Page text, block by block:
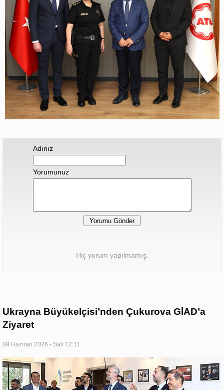
Adınız
Yorumunuz
Hiç yorum yapılmamış.
Ukrayna Büyükelçisi’nden Çukurova GİAD’a
Ziyaret
09 Haziran 2026 - Salı 12:11